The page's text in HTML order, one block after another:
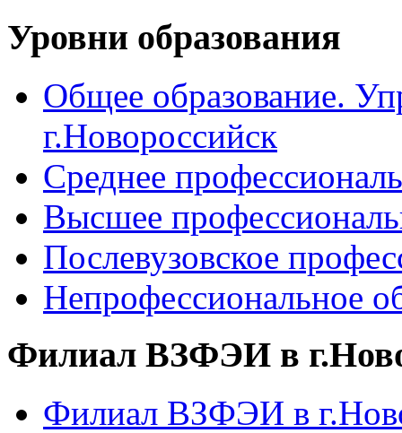
Уровни образования
Общее образование.
г.Новороссийск
Среднее
Высшее
Послевузовское
Непрофессиональное
Филиал ВЗФЭИ в
Филиал ВЗФЭИ в